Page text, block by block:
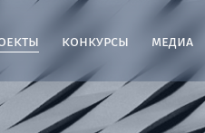
конкурсы медиа